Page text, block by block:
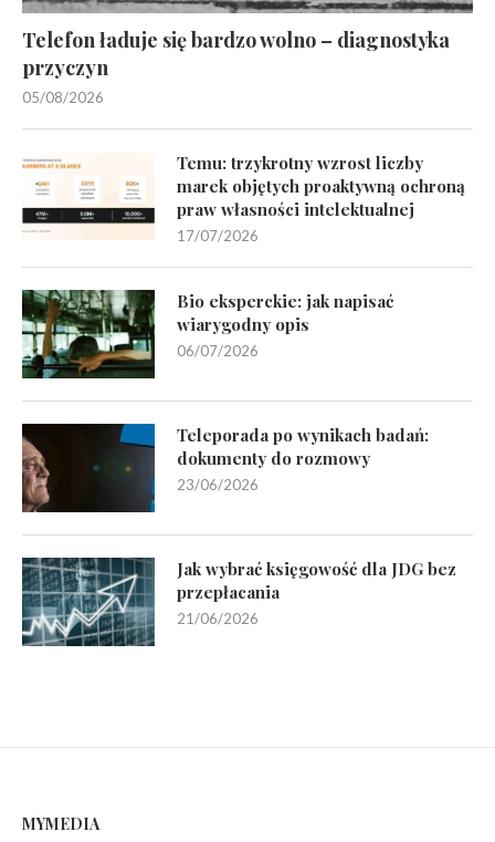
Telefon ładuje się bardzo wolno – diagnostyka
przyczyn
05/08/2026
Temu: trzykrotny wzrost liczby
marek objętych proaktywną ochroną
praw własności intelektualnej
17/07/2026
Bio eksperckie: jak napisać
wiarygodny opis
06/07/2026
Teleporada po wynikach badań:
dokumenty do rozmowy
23/06/2026
Jak wybrać księgowość dla JDG bez
przepłacania
21/06/2026
MYMEDIA